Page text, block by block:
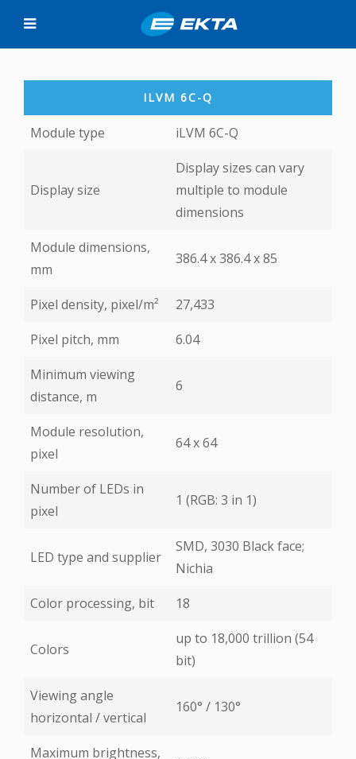
ILVM 6C-Q
Module type iLVM 6C-Q
Display size
Display sizes can vary
multiple to module
dimensions
Module dimensions,
mm
386.4 x 386.4 х 85
Pixel density, pixel/m²
27,433
Pixel pitch, mm
6.04
Minimum viewing
distance, m
6
Module resolution,
pixel
64 х 64
Number of LEDs in
pixel
1 (RGB: 3 in 1)
LED type and supplier
SMD, 3030 Black face;
Nichia
Color processing, bit
18
Colors
up to 18,000 trillion (54
bit)
Viewing angle
horizontal / vertical
160° / 130°
Maximum brightness,